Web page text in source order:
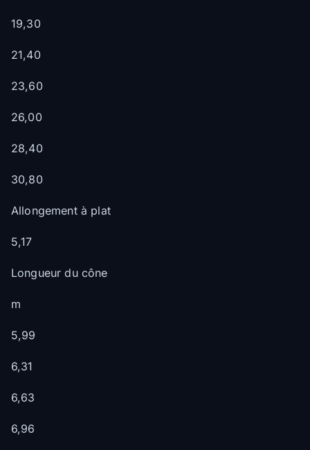
19,30
21,40
23,60
26,00
28,40
30,80
Allongement à plat
5,17
Longueur du cône
m
5,99
6,31
6,63
6,96